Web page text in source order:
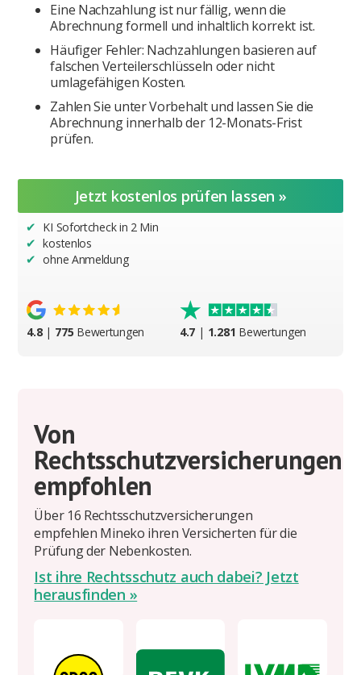
Eine Nachzahlung ist nur fällig, wenn die
Abrechnung formell und inhaltlich korrekt ist.
Häufiger Fehler: Nachzahlungen basieren auf
falschen Verteilerschlüsseln oder nicht
umlagefähigen Kosten.
Zahlen Sie unter Vorbehalt und lassen Sie die
Abrechnung innerhalb der 12-Monats-Frist
prüfen.
Jetzt kostenlos prüfen lassen »
✔︎ KI Sofortcheck in 2 Min
✔︎ kostenlos
✔︎ ohne Anmeldung
4.8 | 775 Bewertungen 4.7 | 1.281 Bewertungen
Von
Rechtsschutzversicherungen
empfohlen
Über 16 Rechtsschutzversicherungen
empfehlen Mineko ihren Versicherten für die
Prüfung der Nebenkosten.
Ist ihre Rechtsschutz auch dabei? Jetzt
herausfinden »